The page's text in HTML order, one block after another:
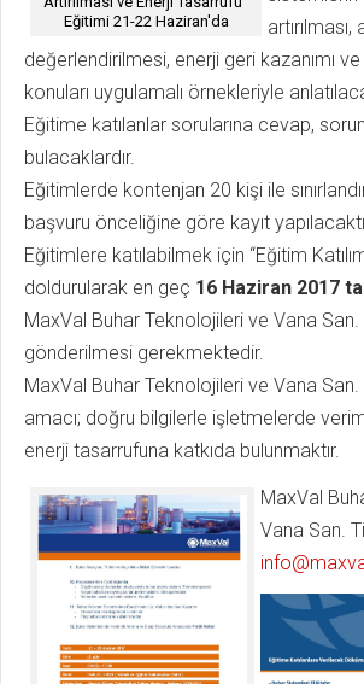
Eğitimi 21-22 Haziran'da
artırılması,
değerlendirilmesi, enerji geri kazanımı
konuları uygulamalı örnekleriyle
Eğitime katılanlar sorularına cevap,
bulacaklardır.
Eğitimlerde kontenjan 20 kişi ile
başvuru önceliğine göre kayıt
Eğitimlere katılabilmek için “Eğitim
doldurularak en geç 16 Haziran 2017
MaxVal Buhar Teknolojileri ve Vana San.
gönderilmesi gerekmektedir.
MaxVal Buhar Teknolojileri ve Vana San.
amacı; doğru bilgilerle işletmelerde
enerji tasarrufuna katkıda bulunmaktır.
MaxVal
Vana San.